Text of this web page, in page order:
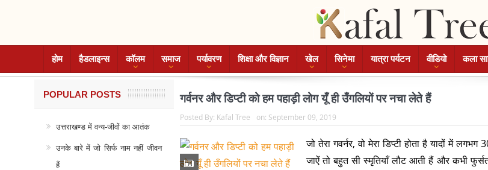
होम हैडलाइन्स कॉलम समाज पर्यावरण शिक्षा और विज्ञान खेल सिनेमा यात्रा पर्यटन वीडियो कला
गर्वनर और डिप्टी को हम पहाड़ी लोग यूँ ही उँगलियों पर नचा लेते हैं
Posted By: Kafal Tree on: September 09, 2019
जो तेरा गवर्नर, वो मेरा डिप्टी होता है यादों में
जाऐं तो बहुत सी स्मृतियाँ लौट आती हैं और कभी
POPULAR POSTS
उत्तराखण्ड में वन्य-जीवों का आतंक
उनके बारे में जो सिर्फ नाम नहीं जीवन
हैं